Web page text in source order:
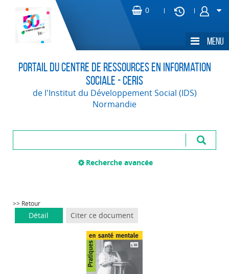
Portail du Centre de Ressources en Information
Sociale - CERIS
de l'Institut du Développement Social (IDS)
Normandie
Recherche avancée
>> Retour
Détail Citer ce document